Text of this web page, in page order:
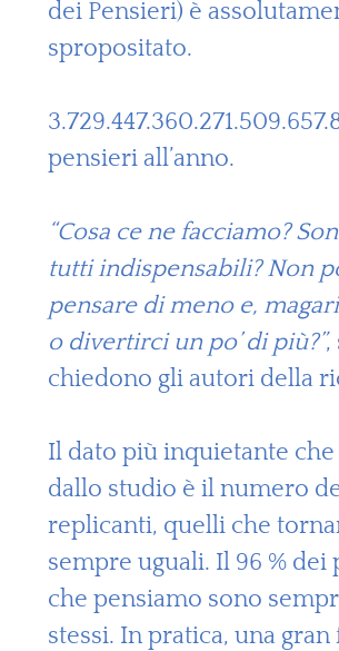
dei Pensieri) è
spropositato.
pensieri all’anno.
“Cosa ce ne facciamo?
tutti indispensabili? Non
pensare di meno e,
o divertirci un po’ di più?”,
chiedono gli autori della
Il dato più inquietante che
dallo studio è il numero
replicanti, quelli che
sempre uguali. Il 96 % dei
che pensiamo sono
stessi. In pratica, una gran